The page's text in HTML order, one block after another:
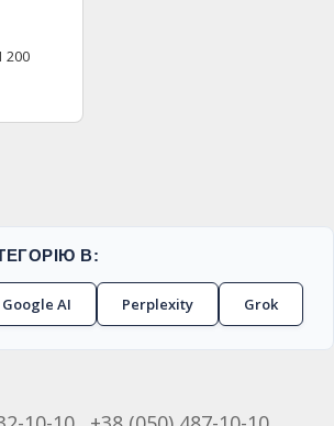
200
В:
Google AI Perplexity Grok